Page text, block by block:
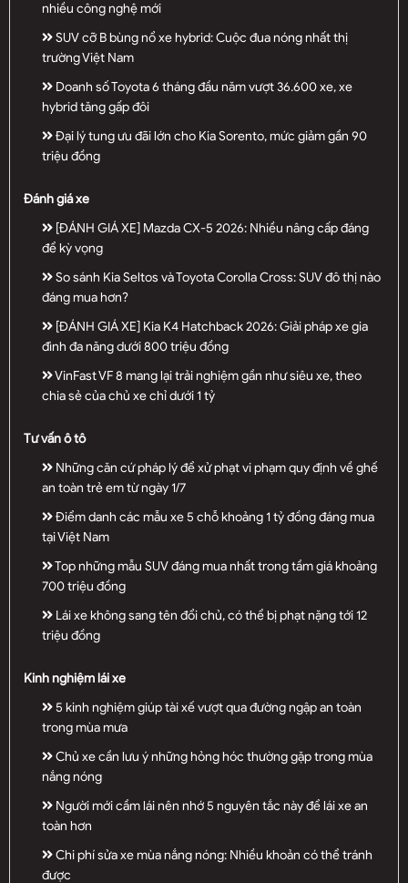
nhiều công nghệ mới
SUV cỡ B bùng nổ xe hybrid: Cuộc đua nóng nhất thị
trường Việt Nam
Doanh số Toyota 6 tháng đầu năm vượt 36.600 xe, xe
hybrid tăng gấp đôi
Đại lý tung ưu đãi lớn cho Kia Sorento, mức giảm gần 90
triệu đồng
Đánh giá xe
[ĐÁNH GIÁ XE] Mazda CX-5 2026: Nhiều nâng cấp đáng
để kỳ vọng
So sánh Kia Seltos và Toyota Corolla Cross: SUV đô thị nào
đáng mua hơn?
[ĐÁNH GIÁ XE] Kia K4 Hatchback 2026: Giải pháp xe gia
đình đa năng dưới 800 triệu đồng
VinFast VF 8 mang lại trải nghiệm gần như siêu xe, theo
chia sẻ của chủ xe chỉ dưới 1 tỷ
Tư vấn ô tô
Những căn cứ pháp lý để xử phạt vi phạm quy định về ghế
an toàn trẻ em từ ngày 1/7
Điểm danh các mẫu xe 5 chỗ khoảng 1 tỷ đồng đáng mua
tại Việt Nam
Top những mẫu SUV đáng mua nhất trong tầm giá khoảng
700 triệu đồng
Lái xe không sang tên đổi chủ, có thể bị phạt nặng tới 12
triệu đồng
Kinh nghiệm lái xe
5 kinh nghiệm giúp tài xế vượt qua đường ngập an toàn
trong mùa mưa
Chủ xe cần lưu ý những hỏng hóc thường gặp trong mùa
nắng nóng
Người mới cầm lái nên nhớ 5 nguyên tắc này để lái xe an
toàn hơn
Chi phí sửa xe mùa nắng nóng: Nhiều khoản có thể tránh
được